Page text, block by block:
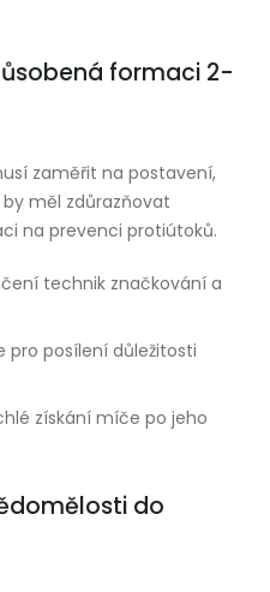
formaci 2-
zaměřit na postavení,
měl zdůrazňovat
na prevenci protiútoků.
technik značkování a
posílení důležitosti
získání míče po jeho
do